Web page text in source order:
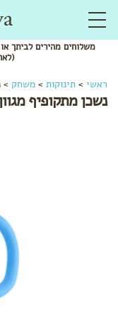
משלוחיםמהיריםלביתך
ראשי > תינוקות > משחק >
נשכן מתקופיף